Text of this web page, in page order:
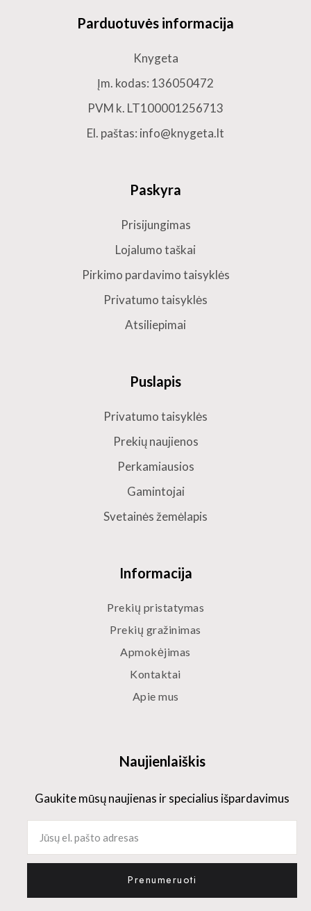
Informacija
Prekių pristatymas
Prekių gražinimas
Apmokėjimas
Kontaktai
Apie mus
Puslapis
Privatumo taisyklės
Prekių naujienos
Perkamiausios
Gamintojai
Svetainės žemėlapis
Paskyra
Prisijungimas
Lojalumo taškai
Pirkimo pardavimo taisyklės
Privatumo taisyklės
Atsiliepimai
Parduotuvės informacija
Knygeta
Įm. kodas: 136050472
PVM k. LT100001256713
El. paštas: info@knygeta.lt
Naujienlaiškis
Gaukite mūsų naujienas ir specialius išpardavimus
Prenumeruoti